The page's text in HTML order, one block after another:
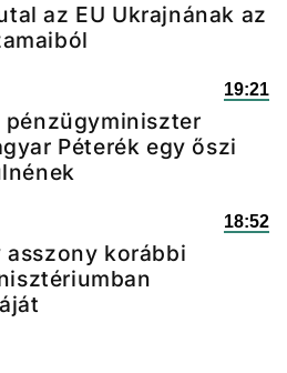
az EU Ukrajnának az
19:21
pénzügyminiszter
Péterék egy őszi
18:52
korábbi